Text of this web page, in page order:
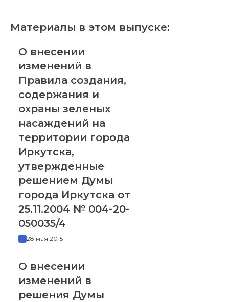
Материалы в этом выпуске:
О внесении
изменений в
Правила создания,
содержания и
охраны зеленых
насаждений на
территории города
Иркутска,
утвержденные
решением Думы
города Иркутска от
25.11.2004 № 004-20-
050035/4
28 мая 2015
О внесении
изменений в
решения Думы